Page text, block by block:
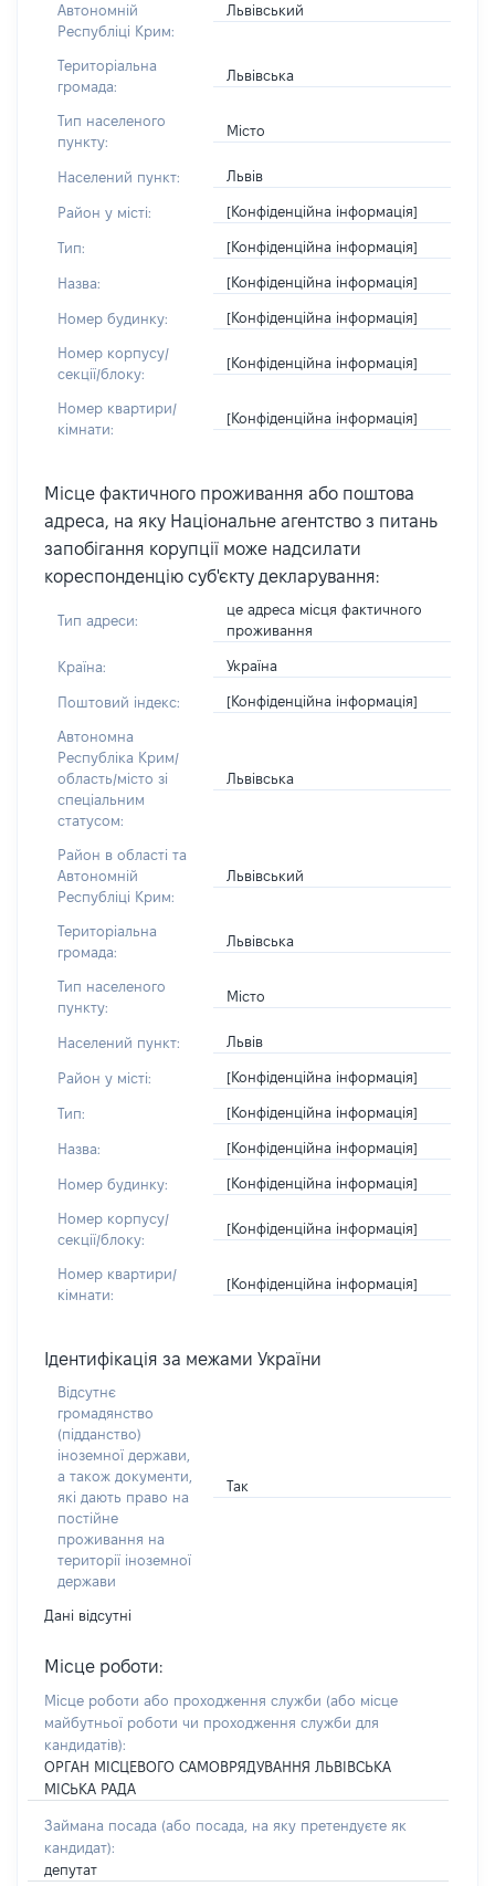
Автономній
Республіці Крим:
Львівський
Територіальна
громада:
Львівська
Тип населеного
пункту:
Місто
Населений пункт: Львів
Район у місті: [Конфіденційна інформація]
Тип: [Конфіденційна інформація]
Назва: [Конфіденційна інформація]
Номер будинку: [Конфіденційна інформація]
Номер корпусу/
секції/блоку:
[Конфіденційна інформація]
Номер квартири/
кімнати:
[Конфіденційна інформація]
Місце фактичного проживання або поштова
адреса, на яку Національне агентство з питань
запобігання корупції може надсилати
кореспонденцію суб'єкту декларування:
Тип адреси:
це адреса місця фактичного
проживання
Країна: Україна
Поштовий індекс: [Конфіденційна інформація]
Автономна
Республіка Крим/
область/місто зі
спеціальним
статусом:
Львівська
Район в області та
Автономній
Республіці Крим:
Львівський
Територіальна
громада:
Львівська
Тип населеного
пункту:
Місто
Населений пункт: Львів
Район у місті: [Конфіденційна інформація]
Тип: [Конфіденційна інформація]
Назва: [Конфіденційна інформація]
Номер будинку: [Конфіденційна інформація]
Номер корпусу/
секції/блоку:
[Конфіденційна інформація]
Номер квартири/
кімнати:
[Конфіденційна інформація]
Ідентифікація за межами України
Відсутнє
громадянство
(підданство)
іноземної держави,
а також документи,
які дають право на
постійне
проживання на
території іноземної
держави
Так
Дані відсутні
Місце роботи:
Місце роботи або проходження служби (або місце
майбутньої роботи чи проходження служби для
кандидатів):
ОРГАН МІСЦЕВОГО САМОВРЯДУВАННЯ ЛЬВІВСЬКА
МІСЬКА РАДА
Займана посада (або посада, на яку претендуєте як
кандидат):
депутат